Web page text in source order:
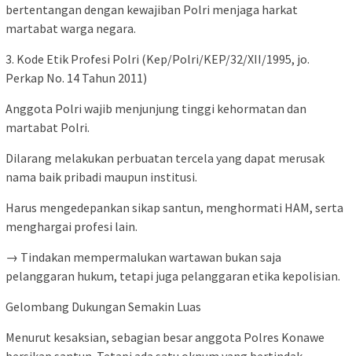
bertentangan dengan kewajiban Polri menjaga harkat
martabat warga negara.
3. Kode Etik Profesi Polri (Kep/Polri/KEP/32/XII/1995, jo.
Perkap No. 14 Tahun 2011)
Anggota Polri wajib menjunjung tinggi kehormatan dan
martabat Polri.
Dilarang melakukan perbuatan tercela yang dapat merusak
nama baik pribadi maupun institusi.
Harus mengedepankan sikap santun, menghormati HAM, serta
menghargai profesi lain.
→ Tindakan mempermalukan wartawan bukan saja
pelanggaran hukum, tetapi juga pelanggaran etika kepolisian.
Gelombang Dukungan Semakin Luas
Menurut kesaksian, sebagian besar anggota Polres Konawe